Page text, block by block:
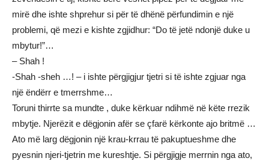
mirë dhe ishte shprehur si për të dhënë përfundimin e një
problemi, që mezi e kishte zgjidhur: “Do të jetë ndonjë duke u
mbytur!”…
– Shah !
-Shah -sheh …! – i ishte përgjigjur tjetri si të ishte zgjuar nga
një ëndërr e tmerrshme…
Toruni thirrte sa mundte , duke kërkuar ndihmë në këte rrezik
mbytje. Njerëzit e dëgjonin afër se çfarë kërkonte ajo britmë …
Ato më larg dëgjonin një krau-krrau të pakuptueshme dhe
pyesnin njeri-tjetrin me kureshtje. Si përgjigje merrnin nga ato,